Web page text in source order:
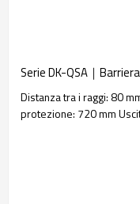
Distanza tra i raggi: 80
protezione: 720 mm